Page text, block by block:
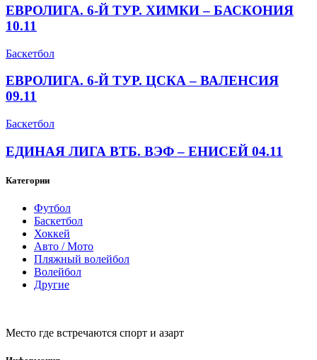
ЕВРОЛИГА. 6-Й ТУР. ХИМКИ – БАСКОНИЯ
10.11
Баскетбол
ЕВРОЛИГА. 6-Й ТУР. ЦСКА – ВАЛЕНСИЯ
09.11
Баскетбол
ЕДИНАЯ ЛИГА ВТБ. ВЭФ – ЕНИСЕЙ 04.11
Категории
Футбол
Баскетбол
Хоккей
Авто / Мото
Пляжный волейбол
Волейбол
Другие
Место где встречаются спорт и азарт